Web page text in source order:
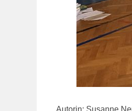
Autorin: Susanne